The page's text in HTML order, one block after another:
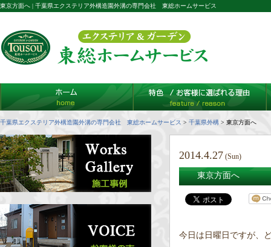
東京方面へ | 千葉県エクステリア外構造園外溝の専門会社 東総ホームサービス
千葉県エクステリア外構造園外溝の専門会社 東総ホームサービス > 千葉県外構 > 東京方面へ
2014.4.27 (Sun)
東京方面へ
今日は日曜日ですが、